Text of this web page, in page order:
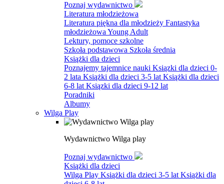
Poznaj wydawnictwo
Literatura młodzieżowa
Literatura piękna dla młodzieży Fantastyka
młodzieżowa Young Adult
Lektury, pomoce szkolne
Szkoła podstawowa Szkoła średnia
Książki dla dzieci
Poznajemy tajemnice nauki Ksiązki dla dzieci 0-
2 lata Książki dla dzieci 3-5 lat Książki dla dzieci
6-8 lat Ksiązki dla dzieci 9-12 lat
Poradniki
Albumy
Wilga Play
Wydawnictwo Wilga play
Poznaj wydawnictwo
Książki dla dzieci
Wilga Play Książki dla dzieci 3-5 lat Książki dla